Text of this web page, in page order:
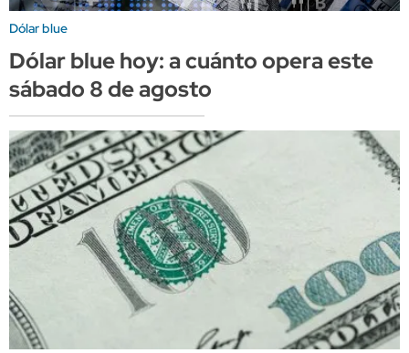
Dólar blue
Dólar blue hoy: a cuánto opera este
sábado 8 de agosto